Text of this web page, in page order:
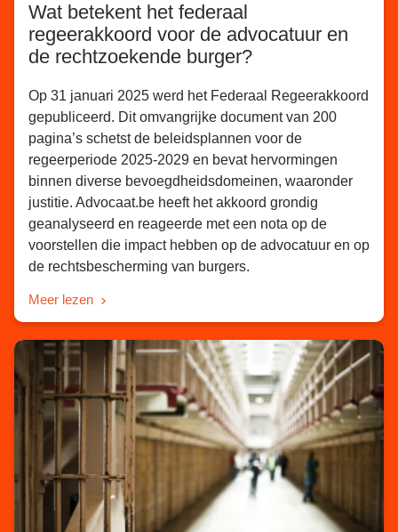
Wat betekent het federaal
regeerakkoord voor de advocatuur en
de rechtzoekende burger?
Op 31 januari 2025 werd het Federaal Regeerakkoord
gepubliceerd. Dit omvangrijke document van 200
pagina’s schetst de beleidsplannen voor de
regeerperiode 2025-2029 en bevat hervormingen
binnen diverse bevoegdheidsdomeinen, waaronder
justitie. Advocaat.be heeft het akkoord grondig
geanalyseerd en reageerde met een nota op de
voorstellen die impact hebben op de advocatuur en op
de rechtsbescherming van burgers.
Meer lezen